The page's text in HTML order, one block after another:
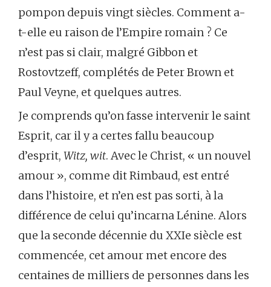
pompon depuis vingt siècles. Comment a-
t-elle eu raison de l’Empire romain ? Ce
n’est pas si clair, malgré Gibbon et
Rostovtzeff, complétés de Peter Brown et
Paul Veyne, et quelques autres.
Je comprends qu’on fasse intervenir le saint
Esprit, car il y a certes fallu beaucoup
d’esprit, Witz, wit. Avec le Christ, « un nouvel
amour », comme dit Rimbaud, est entré
dans l’histoire, et n’en est pas sorti, à la
différence de celui qu’incarna Lénine. Alors
que la seconde décennie du XXIe siècle est
commencée, cet amour met encore des
centaines de milliers de personnes dans les